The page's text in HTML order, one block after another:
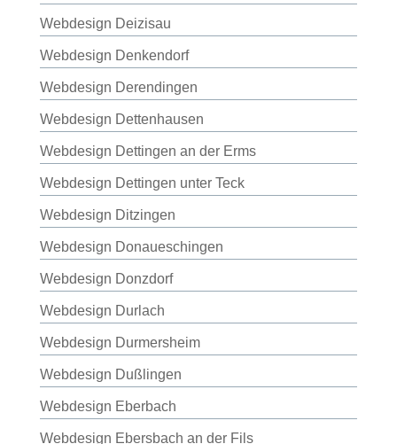
Webdesign Deizisau
Webdesign Denkendorf
Webdesign Derendingen
Webdesign Dettenhausen
Webdesign Dettingen an der Erms
Webdesign Dettingen unter Teck
Webdesign Ditzingen
Webdesign Donaueschingen
Webdesign Donzdorf
Webdesign Durlach
Webdesign Durmersheim
Webdesign Dußlingen
Webdesign Eberbach
Webdesign Ebersbach an der Fils